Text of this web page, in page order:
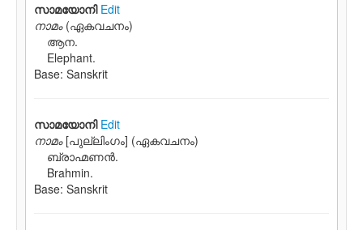
സാമയോനി Edit
നാമം(ഏകവചനം)
ആന.
Elephant.
Base: Sanskrit
സാമയോനി Edit
നാമം[പുല്ലിംഗം] (ഏകവചനം)
ബ്രാഹ്മണന്‍‌.
Brahmin.
Base: Sanskrit